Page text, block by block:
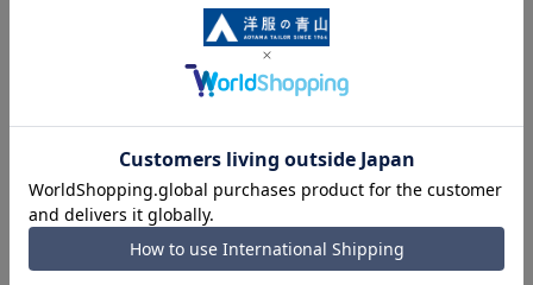
【シルエット】《細め(スッキリ)》(当社比)
【商品に関するご注意】
■ゆとり感には個人差があります。サイズ表を確認の上、ご購
入の目安としてご利用ください。
■ブラウザやお使いのモニター環境、室内外等の撮影時の環境
下での光加減により、実際の商品と掲載画像の色味が異なる場
合がございます。
■生地や仕様・デザインにより、着用感や実際のサイズ表に若